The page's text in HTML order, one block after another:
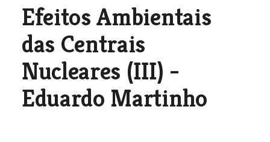
Efeitos Ambientais
das Centrais
Nucleares (III) -
Eduardo Martinho